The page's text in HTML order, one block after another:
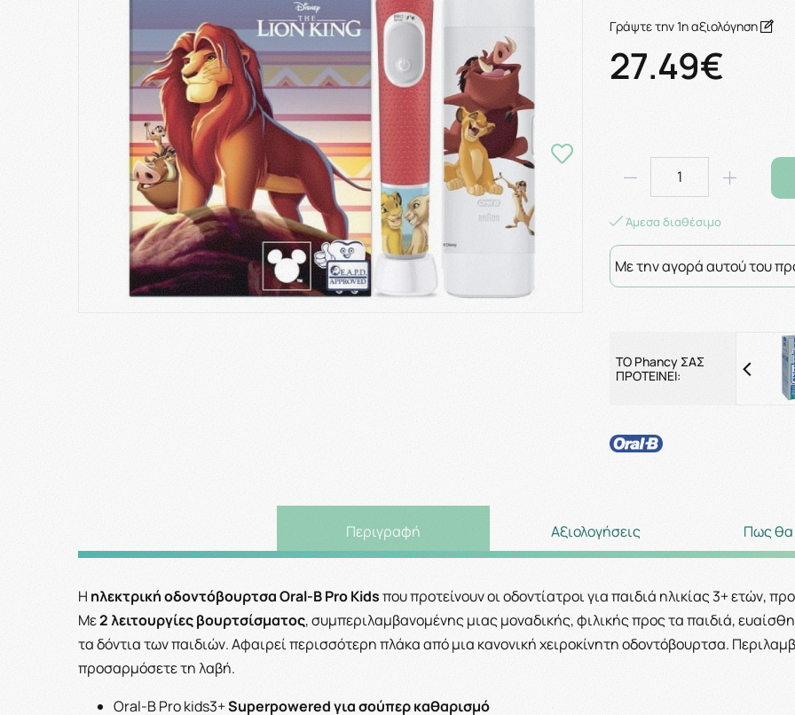
Γράψτε την 1η αξιολόγηση
27.49€
Άμεσα διαθέσιμο
Με την αγορά αυτού του
ΤΟ Phancy ΣΑΣ
ΠΡΟΤΕΙΝΕΙ:
Περιγραφή Αξιολογήσεις Πως θα
Η ηλεκτρική οδοντόβουρτσα Oral-B Pro Kidsπου προτείνουν οι οδοντίατροι για παιδιά ηλικίας 3+ ετών,
Με2 λειτουργίες βουρτσίσματος, συμπεριλαμβανομένης μιας μοναδικής, φιλικής προς τα παιδιά,
τα δόντια των παιδιών. Αφαιρεί περισσότερη πλάκα από μια κανονική χειροκίνητη οδοντόβουρτσα.
προσαρμόσετε τη λαβή.
Oral-B Pro kids3+Superpowered για σούπερ καθαρισμό